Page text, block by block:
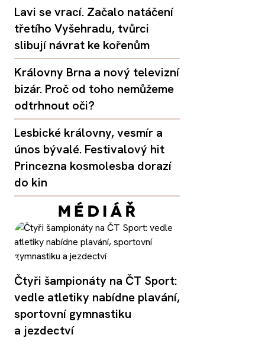
Lavi se vrací. Začalo natáčení
třetího Vyšehradu, tvůrci
slibují návrat ke kořenům
Královny Brna a nový televizní
bizár. Proč od toho nemůžeme
odtrhnout oči?
Lesbické královny, vesmír a
únos bývalé. Festivalový hit
Princezna kosmolesba dorazí
do kin
Čtyři šampionáty na ČT Sport:
vedle atletiky nabídne plavání,
sportovní gymnastiku
a jezdectví